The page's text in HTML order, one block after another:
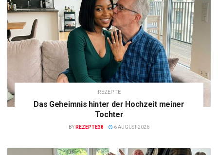
REZEPTE
Das Geheimnis hinter der Hochzeit meiner
Tochter
BY REZEPTE38 6 AUGUST 2026